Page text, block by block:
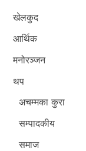
खेलकुद
आर्थिक
मनोरञ्जन
थप
अचम्मका कुरा
सम्पादकीय
समाज